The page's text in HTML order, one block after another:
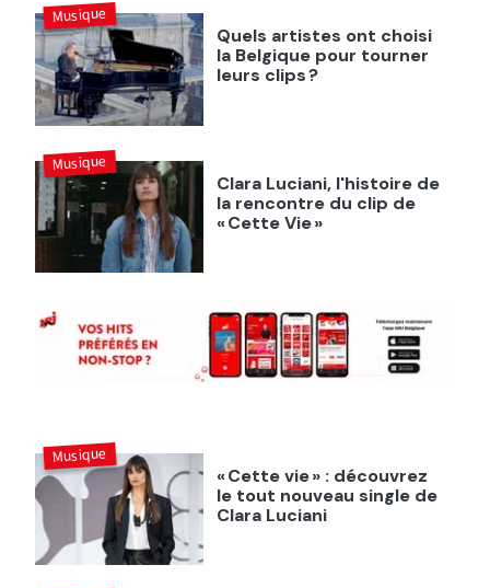
Quels artistes ont choisi
la Belgique pour tourner
leurs clips ?
Musique
Clara Luciani, l'histoire de
la rencontre du clip de
« Cette Vie »
Musique
« Cette vie » : découvrez
le tout nouveau single de
Clara Luciani
Musique